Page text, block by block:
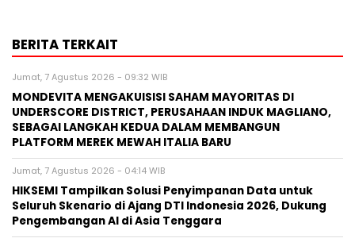
BERITA TERKAIT
Jumat, 7 Agustus 2026 - 09:32 WIB
MONDEVITA MENGAKUISISI SAHAM MAYORITAS DI
UNDERSCORE DISTRICT, PERUSAHAAN INDUK MAGLIANO,
SEBAGAI LANGKAH KEDUA DALAM MEMBANGUN
PLATFORM MEREK MEWAH ITALIA BARU
Jumat, 7 Agustus 2026 - 04:14 WIB
HIKSEMI Tampilkan Solusi Penyimpanan Data untuk
Seluruh Skenario di Ajang DTI Indonesia 2026, Dukung
Pengembangan AI di Asia Tenggara